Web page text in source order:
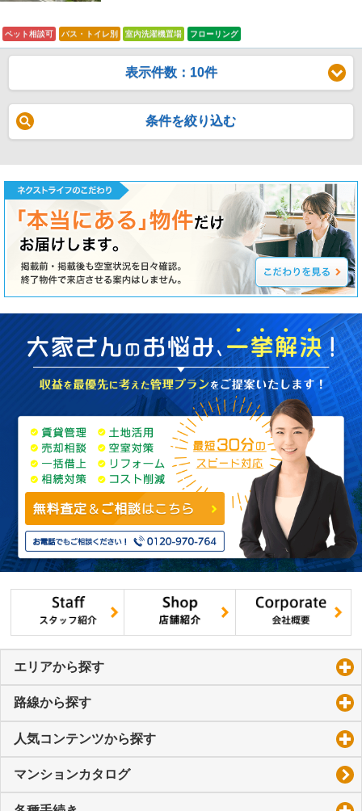
ペット相談可 バス・トイレ別 室内洗濯機置場 フローリング
表示件数：10件
条件を絞り込む
エリアから探す
路線から探す
人気コンテンツから探す
マンションカタログ